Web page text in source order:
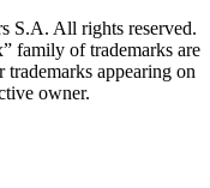
S.A. All rights reserved.
family of trademarks are
appearing on
owner.